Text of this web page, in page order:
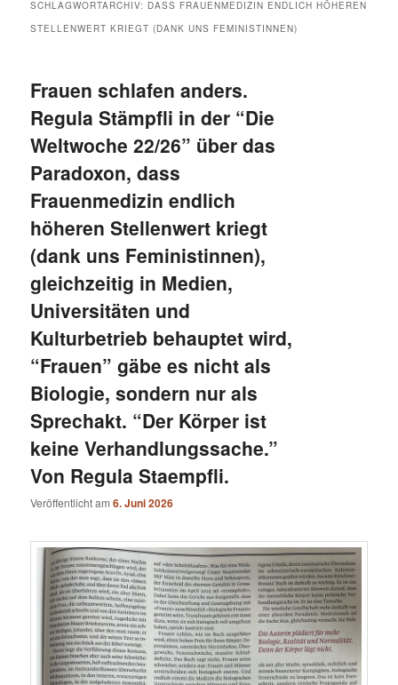
SCHLAGWORTARCHIV: DASS FRAUENMEDIZIN ENDLICH HÖHEREN
STELLENWERT KRIEGT (DANK UNS FEMINISTINNEN)
Frauen schlafen anders.
Regula Stämpfli in der “Die
Weltwoche 22/26” über das
Paradoxon, dass
Frauenmedizin endlich
höheren Stellenwert kriegt
(dank uns Feministinnen),
gleichzeitig in Medien,
Universitäten und
Kulturbetrieb behauptet wird,
“Frauen” gäbe es nicht als
Biologie, sondern nur als
Sprechakt. “Der Körper ist
keine Verhandlungssache.”
Von Regula Staempfli.
Veröffentlicht am6. Juni 2026